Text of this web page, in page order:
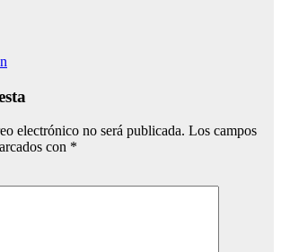
electrónico no será publicada. Los campos
con *